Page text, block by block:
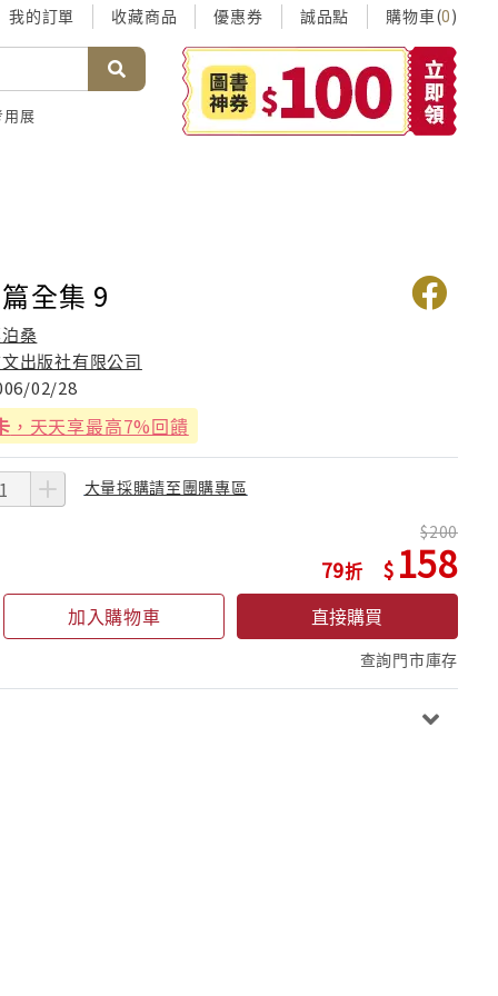
我的訂單 收藏商品 優惠券 誠品點 購物車(0)
用展
全集 9
桑
出版社有限公司
02/28
，天天享最高7%回饋
大量採購請至團購專區
79
200
158
加入購物車 直接購買
查詢門市庫存